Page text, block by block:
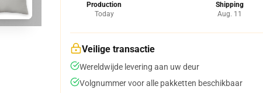
Production
Today
Shipping
Aug. 11
Veilige transactie
Wereldwijde levering aan uw deur
Volgnummer voor alle pakketten beschikbaar